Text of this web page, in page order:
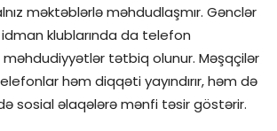
məktəblərlə məhdudlaşmır. Gənclər
klublarında da telefon
tətbiq olunur. Məşqçilər
həm diqqəti yayındırır, həm də
sosial əlaqələrə mənfi təsir göstərir.